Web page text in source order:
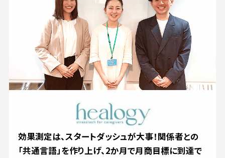
効果測定は、スタートダッシュが大事！関係者との
「共通言語」を作り上げ、2か月で月商目標に到達で